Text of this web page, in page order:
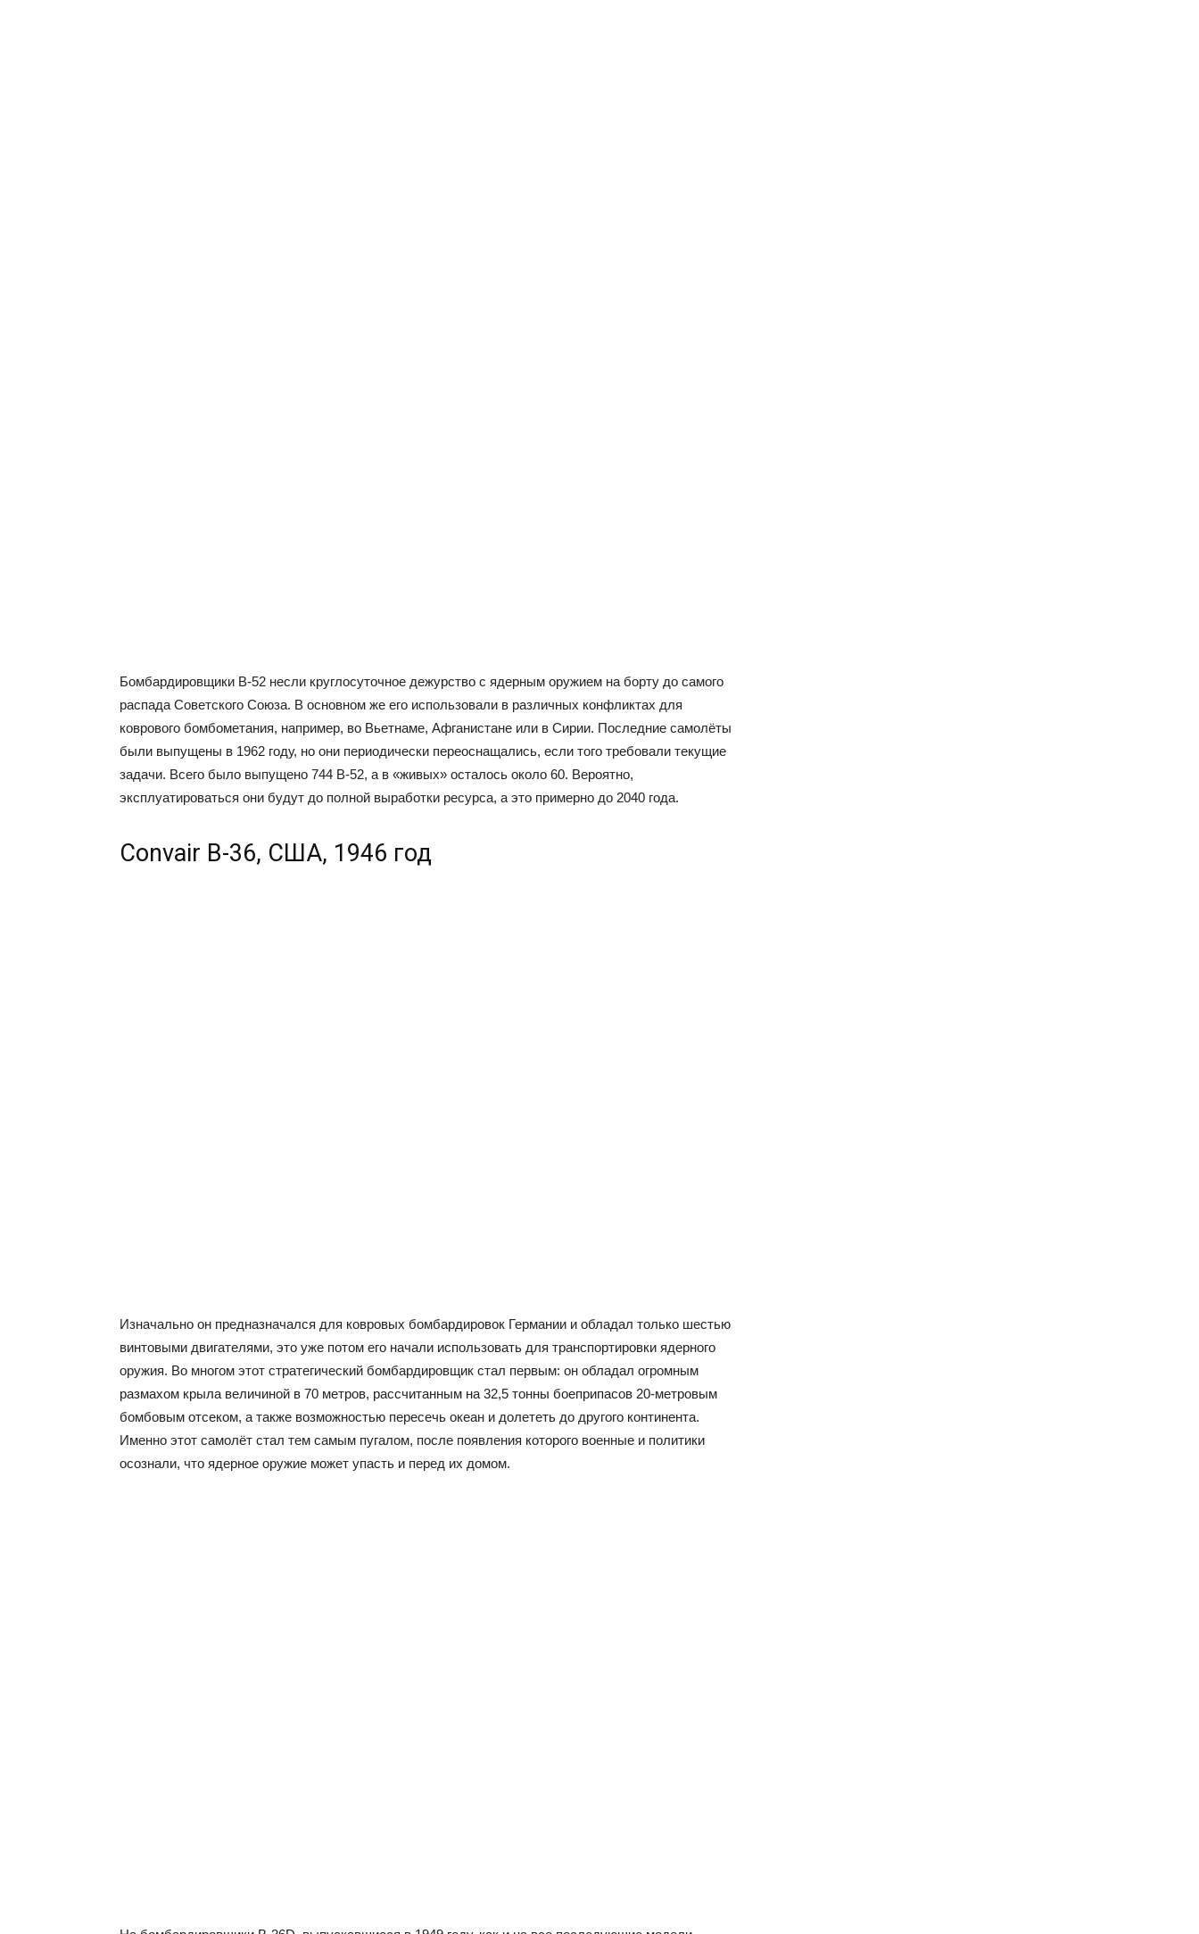
Бомбардировщики B-52 несли круглосуточное дежурство с ядерным оружием на борту до самого
распада Советского Союза. В основном же его использовали в различных конфликтах для
коврового бомбометания, например, во Вьетнаме, Афганистане или в Сирии. Последние самолёты
были выпущены в 1962 году, но они периодически переоснащались, если того требовали текущие
задачи. Всего было выпущено 744 B-52, а в «живых» осталось около 60. Вероятно,
эксплуатироваться они будут до полной выработки ресурса, а это примерно до 2040 года.
Convair B-36, США, 1946 год
Изначально он предназначался для ковровых бомбардировок Германии и обладал только шестью
винтовыми двигателями, это уже потом его начали использовать для транспортировки ядерного
оружия. Во многом этот стратегический бомбардировщик стал первым: он обладал огромным
размахом крыла величиной в 70 метров, рассчитанным на 32,5 тонны боеприпасов 20-метровым
бомбовым отсеком, а также возможностью пересечь океан и долететь до другого континента.
Именно этот самолёт стал тем самым пугалом, после появления которого военные и политики
осознали, что ядерное оружие может упасть и перед их домом.